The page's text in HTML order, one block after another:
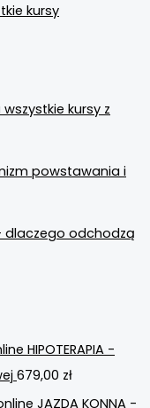
kursy
kursy z
powstawania i
dlaczego odchodzą
HIPOTERAPIA -
679,00 zł
JAZDA KONNA -